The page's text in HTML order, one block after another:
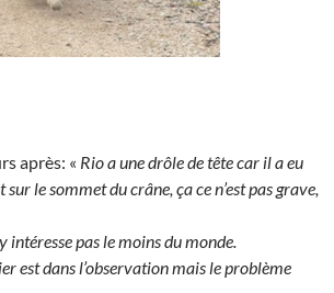
après: « Rio a une drôle de tête car il a eu
le sommet du crâne, ça ce n’est pas grave,
intéresse pas le moins du monde.
est dans l’observation mais le problème